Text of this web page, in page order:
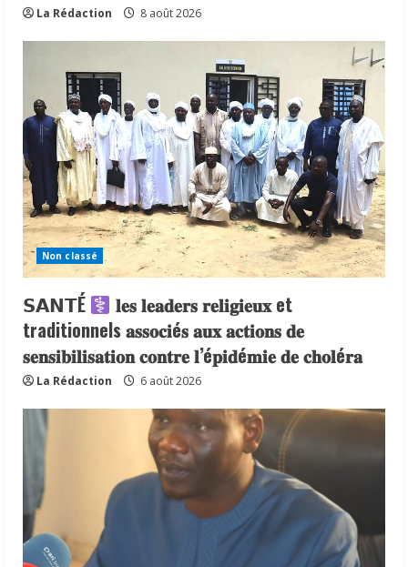
La Rédaction 8 août 2026
Non classé
𝗦𝗔𝗡𝗧É
𝐥𝐞𝐬 𝐥𝐞𝐚𝐝𝐞𝐫𝐬 𝐫𝐞𝐥𝐢𝐠𝐢𝐞𝐮𝐱 et
traditionnels 𝐚𝐬𝐬𝐨𝐜𝐢é𝐬 𝐚𝐮𝐱 𝐚𝐜𝐭𝐢𝐨𝐧𝐬 𝐝𝐞
𝐬𝐞𝐧𝐬𝐢𝐛𝐢𝐥𝐢𝐬𝐚𝐭𝐢𝐨𝐧 𝐜𝐨𝐧𝐭𝐫𝐞 𝐥’é𝐩𝐢𝐝é𝐦𝐢𝐞 𝐝𝐞 𝐜𝐡𝐨𝐥é𝐫𝐚
La Rédaction 6 août 2026